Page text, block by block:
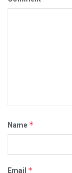
Name *
Email *